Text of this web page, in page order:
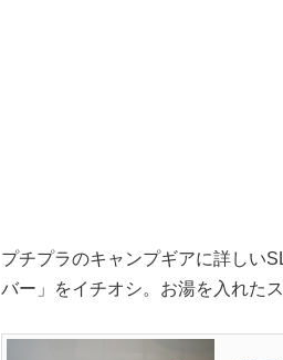
プチプラのキャンプギアに詳しい
バー」をイチオシ。お湯を入れた